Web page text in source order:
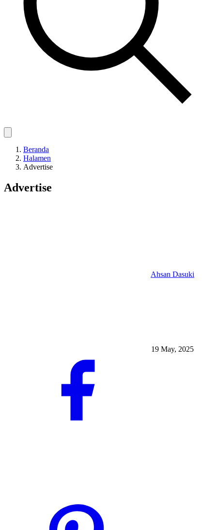
Beranda
Halamen
Advertise
Advertise
Ahsan Dasuki
19 May, 2025